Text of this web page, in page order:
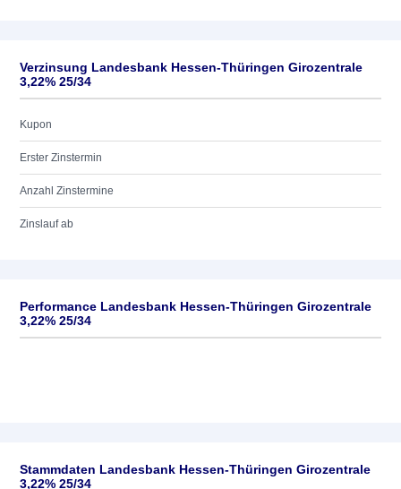
Verzinsung Landesbank Hessen-Thüringen Girozentrale
3,22% 25/34
Kupon
Erster Zinstermin
Anzahl Zinstermine
Zinslauf ab
Performance Landesbank Hessen-Thüringen Girozentrale
3,22% 25/34
Stammdaten Landesbank Hessen-Thüringen Girozentrale
3,22% 25/34